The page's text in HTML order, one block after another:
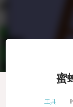
蜜
工具